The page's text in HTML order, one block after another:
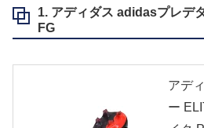
1. アディダス adidasプレデ
FG
アデ
ー